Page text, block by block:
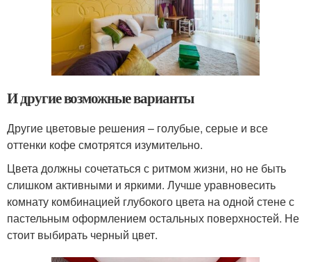
И другие возможные варианты
Другие цветовые решения – голубые, серые и все
оттенки кофе смотрятся изумительно.
Цвета должны сочетаться с ритмом жизни, но не быть
слишком активными и яркими. Лучше уравновесить
комнату комбинацией глубокого цвета на одной стене с
пастельным оформлением остальных поверхностей. Не
стоит выбирать черный цвет.